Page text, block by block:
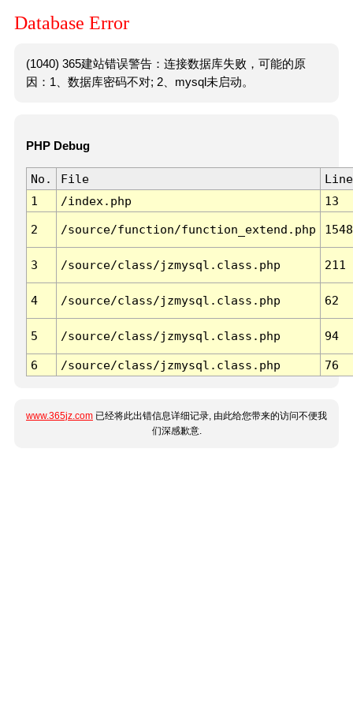
Database Error
(1040) 365建站错误警告：连接数据库失败，可能的原
因：1、数据库密码不对; 2、mysql未启动。
PHP Debug
No. File
Line
1
/index.php 13
2 /source/function/function_extend.php 1548
3 /source/class/jzmysql.class.php 211
4 /source/class/jzmysql.class.php 62
5 /source/class/jzmysql.class.php 94
6 /source/class/jzmysql.class.php 76
www.365jz.com 已经将此出错信息详细记录, 由此给您带来的访问不便我
们深感歉意.